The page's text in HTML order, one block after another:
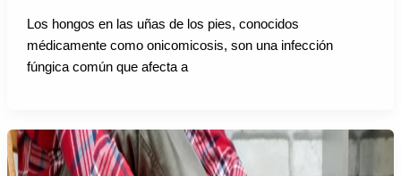
Los hongos en las uñas de los pies, conocidos
médicamente como onicomicosis, son una infección
fúngica común que afecta a